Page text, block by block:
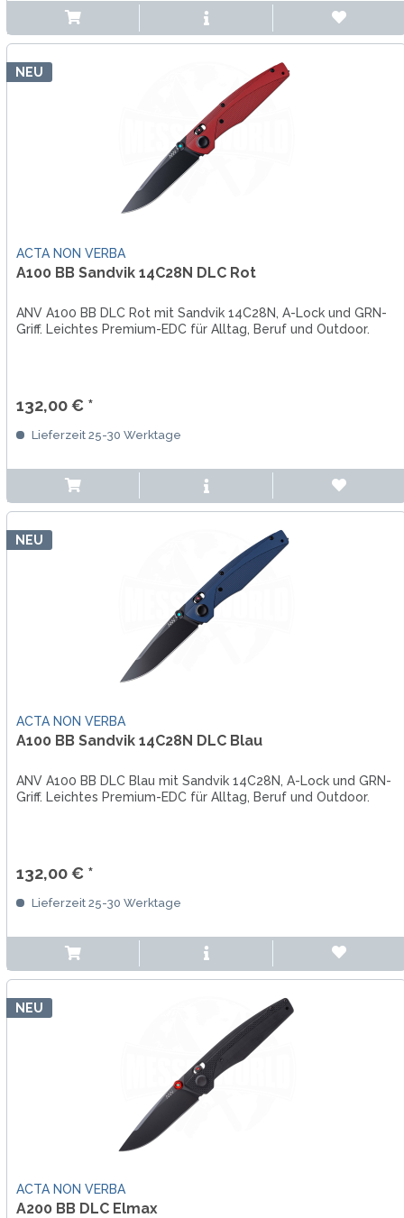
NEU
ACTA NON VERBA
A100 BB Sandvik 14C28N DLC Rot
ANV A100 BB DLC Rot mit Sandvik 14C28N, A-Lock und GRN-
Griff. Leichtes Premium-EDC für Alltag, Beruf und Outdoor.
132,00 € *
Lieferzeit 25-30 Werktage
NEU
ACTA NON VERBA
A100 BB Sandvik 14C28N DLC Blau
ANV A100 BB DLC Blau mit Sandvik 14C28N, A-Lock und GRN-
Griff. Leichtes Premium-EDC für Alltag, Beruf und Outdoor.
132,00 € *
Lieferzeit 25-30 Werktage
NEU
ACTA NON VERBA
A200 BB DLC Elmax